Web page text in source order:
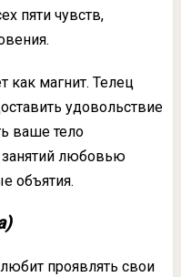
пяти чувств,
как магнит. Телец
удовольствие
ваше тело
любовью
объятия.
проявлять свои